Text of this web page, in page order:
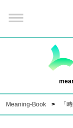
Meaning-Book 「